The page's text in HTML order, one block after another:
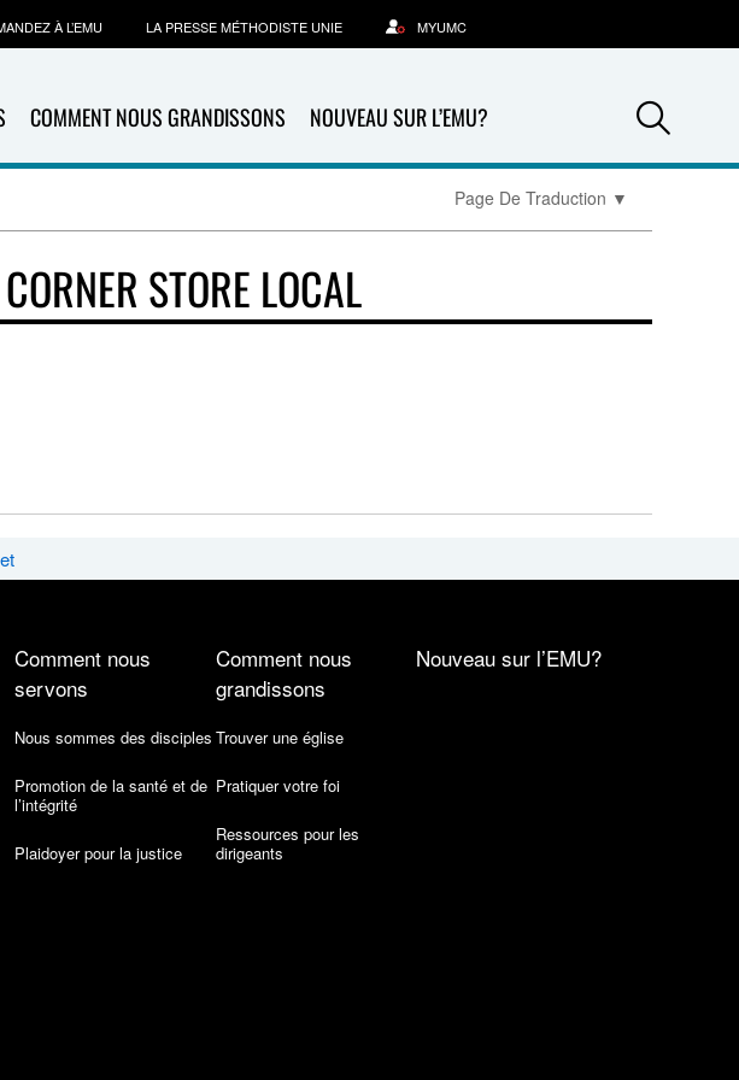
COMMENT NOUS GRANDISSONS NOUVEAU SUR L’EMU?
À L’EMU LA PRESSE MÉTHODISTE UNIE MYUMC
Page De Traduction ▼
STORE LOCAL
Comment nous
servons
Nous sommes des disciples
Promotion de la santé et de
l’intégrité
Plaidoyer pour la justice
Comment nous
grandissons
Trouver une église
Pratiquer votre foi
Ressources pour les
dirigeants
Nouveau sur l’EMU?